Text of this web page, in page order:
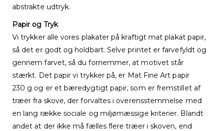
abstrakte udtryk.
Papir og Tryk
Vi trykker alle vores plakater på kraftigt mat plakat papir,
så det er godt og holdbart. Selve printet er farvefyldt og
gennem farvet, så du fornemmer, at motivet står
stærkt. Det papir vi trykker på, er Mat Fine Art papir
230 g og er et bæredygtigt papir, som er fremstillet af
træer fra skove, der forvaltes i overensstemmelse med
en lang række sociale og miljømæssige kriterier. Blandt
andet at der ikke må fælles flere træer i skoven, end